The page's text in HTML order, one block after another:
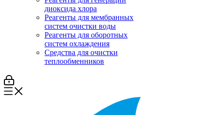
диоксида хлора
Реагенты для мембранных
систем очистки воды
Реагенты для оборотных
систем охлаждения
Средства для очистки
теплообменников